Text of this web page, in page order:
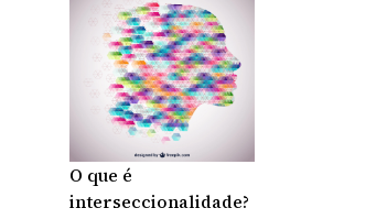
O que é
interseccionalidade?